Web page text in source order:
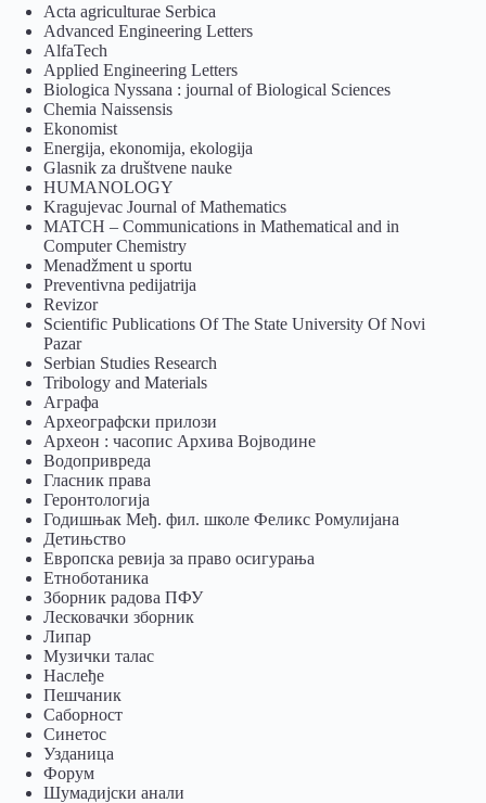
Acta agriculturae Serbica
Advanced Engineering Letters
AlfaTech
Applied Engineering Letters
Biologica Nyssana : journal of Biological Sciences
Chemia Naissensis
Ekonomist
Energija, ekonomija, ekologija
Glasnik za društvene nauke
HUMANOLOGY
Kragujevac Journal of Mathematics
MATCH – Communications in Mathematical and in
Computer Chemistry
Menadžment u sportu
Preventivna pedijatrija
Revizor
Scientific Publications Of The State University Of Novi
Pazar
Serbian Studies Research
Tribology and Materials
Аграфа
Археографски прилози
Археон : часопис Архива Војводине
Водопривреда
Гласник права
Геронтологија
Годишњак Међ. фил. школе Феликс Ромулијана
Детињство
Европска ревија за право осигурања
Eтноботаника
Зборник радова ПФУ
Лесковачки зборник
Липар
Музички талас
Наслеђе
Пешчаник
Саборност
Синетос
Узданица
Форум
Шумадијски анали